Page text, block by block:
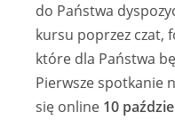
do Państwa
kursu poprzez czat,
które dla Państwa
Pierwsze spotkanie
się online 10